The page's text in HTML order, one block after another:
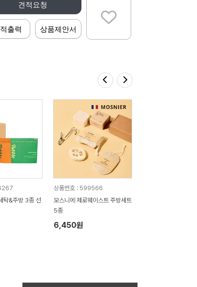
견적요청
출력 상품제안서
탁&주방 3종 선
상품번호 : 599566
모스니에 제로웨이스트 주방세트
5종
6,450원